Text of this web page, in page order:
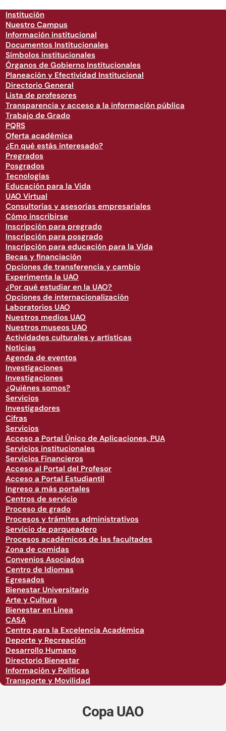
Institución
Nuestro Campus
Información institucional
Documentos Institucionales
Símbolos institucionales
Órganos de Gobierno Institucionales
Planeación y Efectividad Institucional
Directorio General
Lista de profesores
Transparencia y acceso a la información pública
Trabajo de Grado
PQRS
Oferta académica
¿En qué estás interesado?
Pregrados
Posgrados
Tecnologías
Educación para la Vida
UAO Virtual
Consultorías y asesorías empresariales
Cómo inscribirse
Inscripción para pregrado
Inscripción para posgrado
Inscripción para educación para la Vida
Becas y financiación
Opciones de transferencia y cambio
Experimenta la UAO
¿Por qué estudiar en la UAO?
Opciones de internacionalización
Laboratorios UAO
Nuestros medios UAO
Nuestros museos UAO
Actividades culturales y artísticas
Noticias
Agenda de eventos
Investigaciones
Investigaciones
¿Quiénes somos?
Servicios
Investigadores
Cifras
Servicios
Acceso a Portal Único de Aplicaciones, PUA
Servicios institucionales
Servicios Financieros
Acceso al Portal del Profesor
Acceso a Portal Estudiantil
Ingreso a más portales
Centros de servicio
Proceso de grado
Procesos y trámites administrativos
Servicio de parqueadero
Procesos académicos de las facultades
Zona de comidas
Convenios Asociados
Centro de Idiomas
Egresados
Bienestar Universitario
Arte y Cultura
Bienestar en Linea
CASA
Centro para la Excelencia Académica
Deporte y Recreación
Desarrollo Humano
Directorio Bienestar
Información y Políticas
Transporte y Movilidad
Copa UAO